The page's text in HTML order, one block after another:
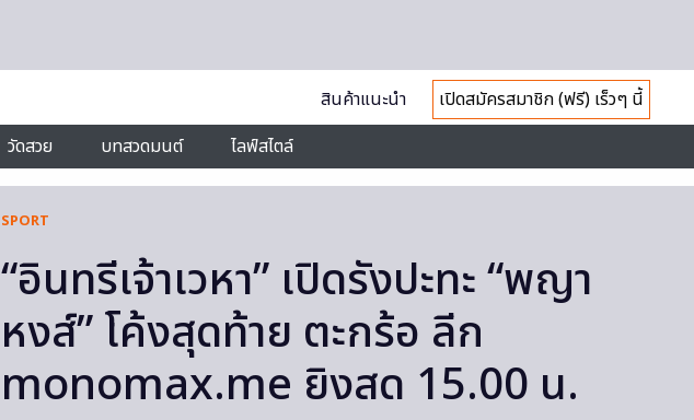
สินค้าแนะนำ
เปิดสมัครสมาชิก (ฟรี) เร็วๆ นี้
วัดสวย บทสวดมนต์ ไลฟ์สไตล์
SPORT
“อินทรีเจ้าเวหา” เปิดรังปะทะ “พญา
หงส์” โค้งสุดท้าย ตะกร้อ ลีก
monomax.me ยิงสด 15.00 น.